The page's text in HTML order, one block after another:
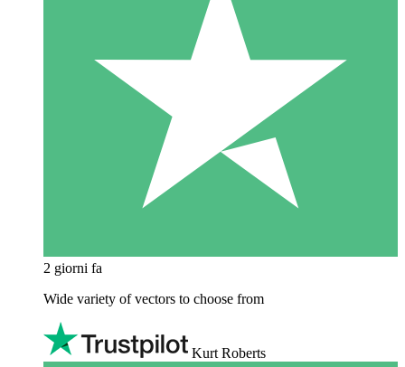
2 giorni fa
Wide variety of vectors to choose from
Kurt Roberts